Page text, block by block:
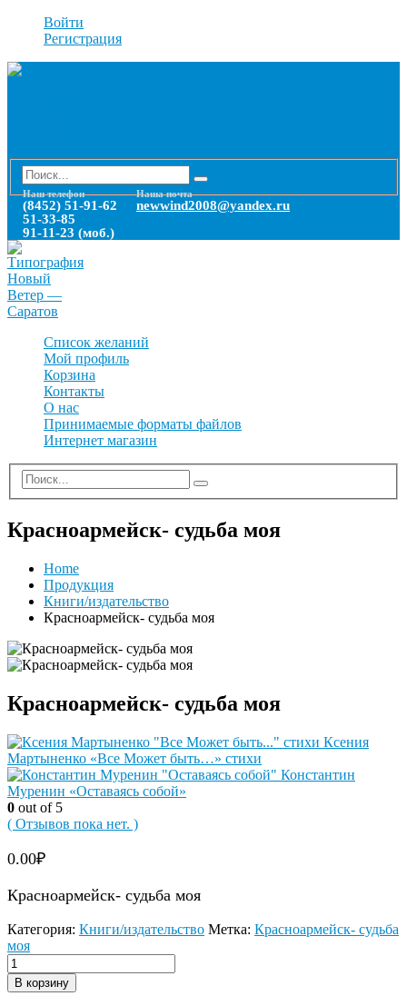
Войти
Регистрация
Наш телефон
(8452) 51-91-62
51-33-85
91-11-23 (моб.)
Наша почта
newwind2008@yandex.ru
Список желаний
Мой профиль
Корзина
Контакты
О нас
Принимаемые форматы файлов
Интернет магазин
Красноармейск- судьба моя
Home
Продукция
Книги/издательство
Красноармейск- судьба моя
Красноармейск- судьба моя
Ксения
Мартыненко «Все Может быть…» стихи
Константин
Муренин «Оставаясь собой»
0 out of 5
( Отзывов пока нет. )
0.00₽
Красноармейск- судьба моя
Категория: Книги/издательство Метка: Красноармейск- судьба
моя
В корзину